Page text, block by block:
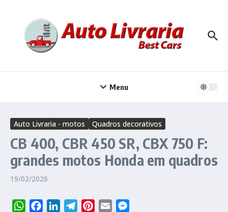
Menu
Auto Livraria - motos Quadros decorativos
CB 400, CBR 450 SR, CBX 750 F:
grandes motos Honda em quadros
19/02/2026
WhatsAppFacebookLinkedInTelegramPinterest
Email